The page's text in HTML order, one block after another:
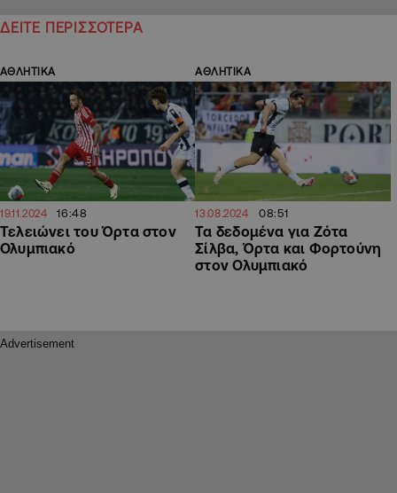
ΔΕΙΤΕ ΠΕΡΙΣΣΟΤΕΡΑ
ΑΘΛΗΤΙΚΑ
19.11.2024 16:48
Τελειώνει του Όρτα στον
Ολυμπιακό
ΑΘΛΗΤΙΚΑ
13.08.2024 08:51
Τα δεδομένα για Ζότα
Σίλβα, Όρτα και Φορτούνη
στον Ολυμπιακό